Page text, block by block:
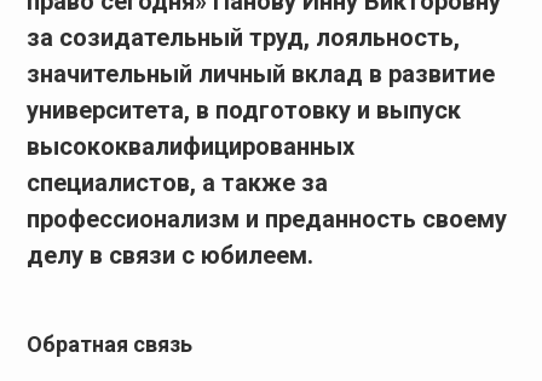
за созидательный труд, лояльность,
значительный личный вклад в развитие
университета, в подготовку и выпуск
высококвалифицированных
специалистов, а также за
профессионализм и преданность своему
делу в связи с юбилеем.
Обратная связь